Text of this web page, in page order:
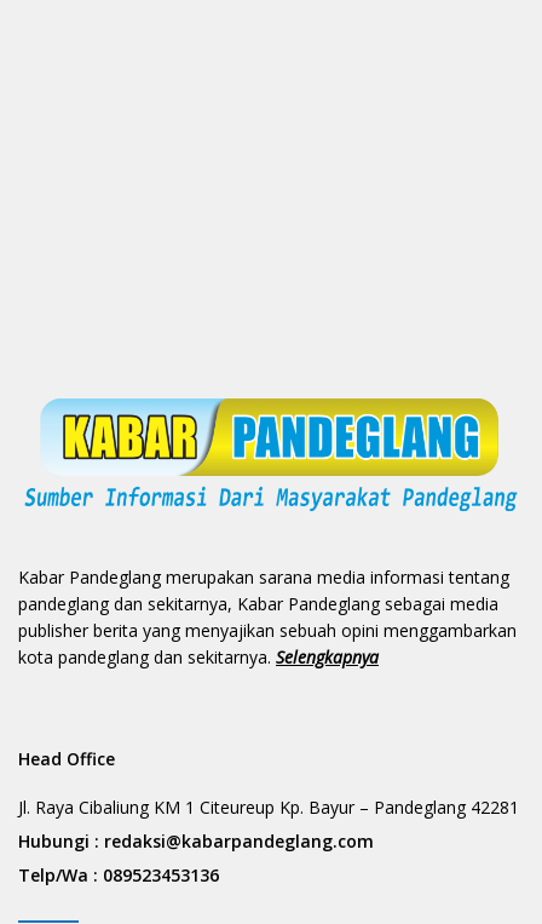
Kabar Pandeglang merupakan sarana media informasi tentang
pandeglang dan sekitarnya, Kabar Pandeglang sebagai media
publisher berita yang menyajikan sebuah opini menggambarkan
kota pandeglang dan sekitarnya. Selengkapnya
Head Office
Jl. Raya Cibaliung KM 1 Citeureup Kp. Bayur – Pandeglang 42281
Hubungi : redaksi@kabarpandeglang.com
Telp/Wa : 089523453136